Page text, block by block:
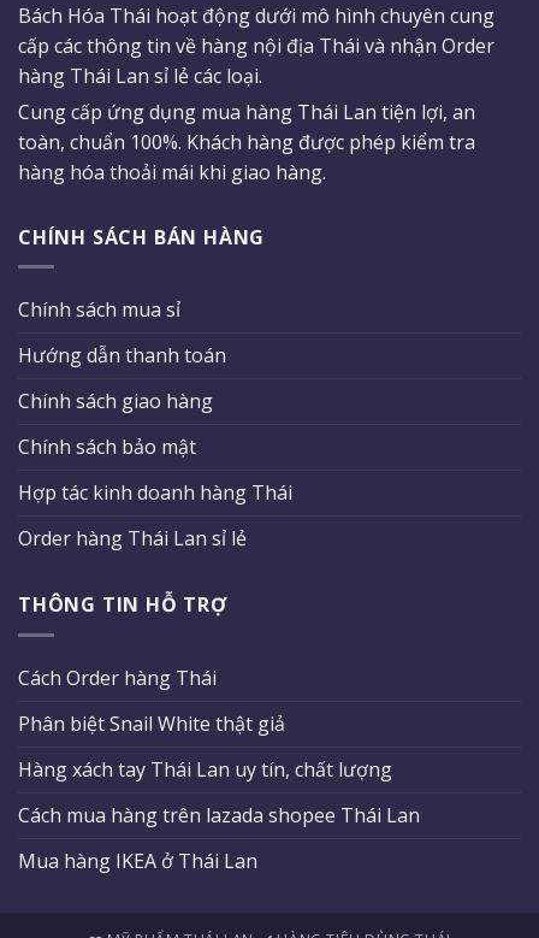
Bách Hóa Thái hoạt động dưới mô hình chuyên cung
cấp các thông tin về hàng nội địa Thái và nhận Order
hàng Thái Lan sỉ lẻ các loại.
Cung cấp ứng dụng mua hàng Thái Lan tiện lợi, an
toàn, chuẩn 100%. Khách hàng được phép kiểm tra
hàng hóa thoải mái khi giao hàng.
CHÍNH SÁCH BÁN HÀNG
Chính sách mua sỉ
Hướng dẫn thanh toán
Chính sách giao hàng
Chính sách bảo mật
Hợp tác kinh doanh hàng Thái
Order hàng Thái Lan sỉ lẻ
THÔNG TIN HỖ TRỢ
Cách Order hàng Thái
Phân biệt Snail White thật giả
Hàng xách tay Thái Lan uy tín, chất lượng
Cách mua hàng trên lazada shopee Thái Lan
Mua hàng IKEA ở Thái Lan